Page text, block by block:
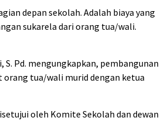
depan sekolah. Adalah biaya yang
sukarela dari orang tua/wali.
S. Pd. mengungkapkan, pembangunan
tua/wali murid dengan ketua
oleh Komite Sekolah dan dewan